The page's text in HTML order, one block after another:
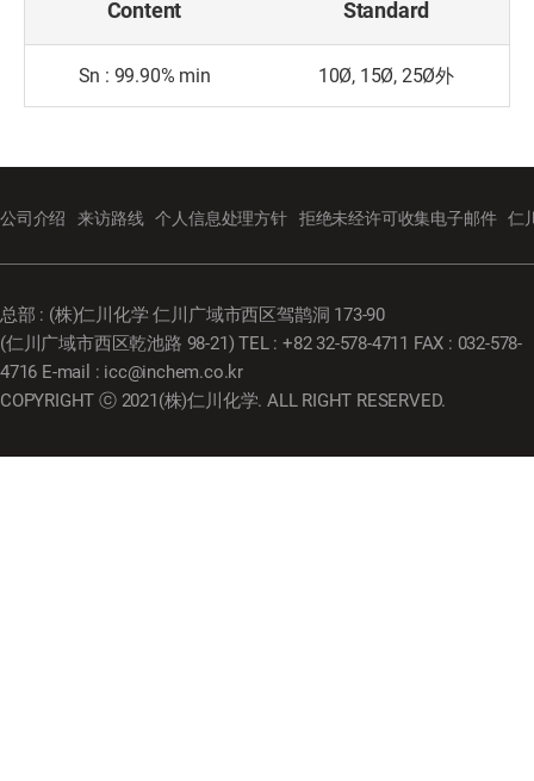
Content
Standard
Sn : 99.90% min 10Ø, 15Ø, 25Ø外
公司介绍 来访路线 个人信息处理方针 拒绝未经许可收集电子邮件 仁
总部 : (株)仁川化学 仁川广域市西区驾鹊洞 173-90
(仁川广域市西区乾池路 98-21) TEL : +82 32-578-4711 FAX : 032-578-
4716 E-mail : icc@inchem.co.kr
COPYRIGHT ⓒ 2021(株)仁川化学. ALL RIGHT RESERVED.